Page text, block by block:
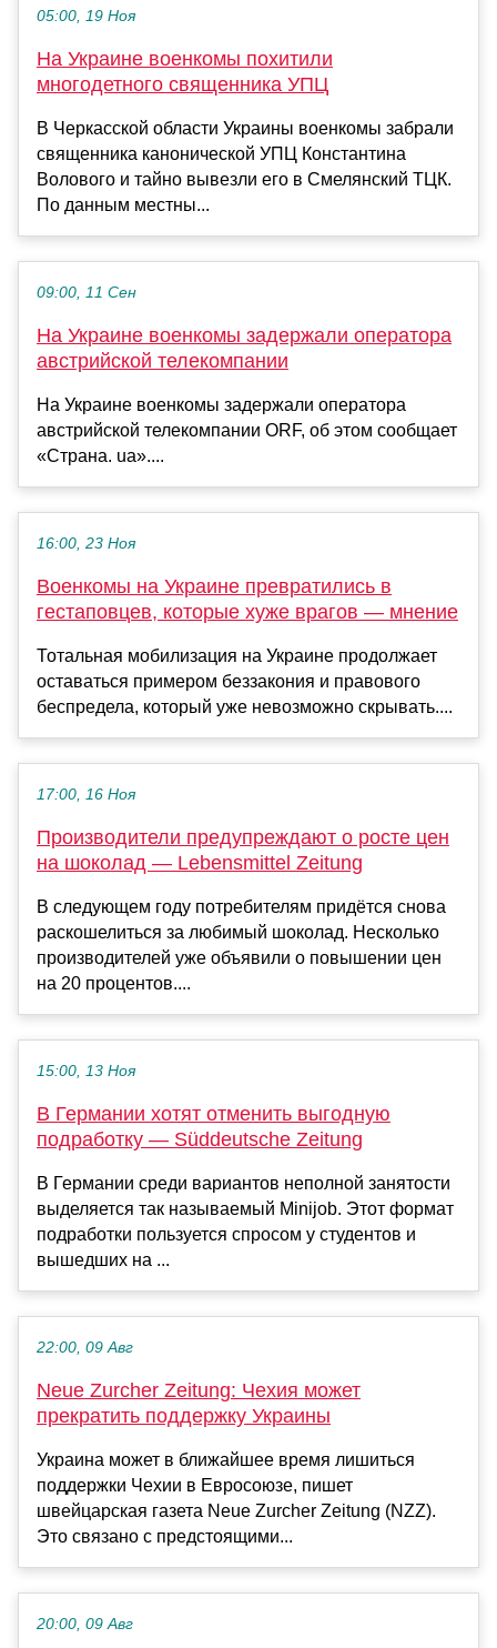
05:00, 19 Ноя
На Украине военкомы похитили
многодетного священника УПЦ
В Черкасской области Украины военкомы забрали
священника канонической УПЦ Константина
Волового и тайно вывезли его в Смелянский ТЦК.
По данным местны...
09:00, 11 Сен
На Украине военкомы задержали оператора
австрийской телекомпании
На Украине военкомы задержали оператора
австрийской телекомпании ORF, об этом сообщает
«Страна. ua»....
16:00, 23 Ноя
Военкомы на Украине превратились в
гестаповцев, которые хуже врагов — мнение
Тотальная мобилизация на Украине продолжает
оставаться примером беззакония и правового
беспредела, который уже невозможно скрывать....
17:00, 16 Ноя
Производители предупреждают о росте цен
на шоколад — Lebensmittel Zeitung
В следующем году потребителям придётся снова
раскошелиться за любимый шоколад. Несколько
производителей уже объявили о повышении цен
на 20 процентов....
15:00, 13 Ноя
В Германии хотят отменить выгодную
подработку — Süddeutsche Zeitung
В Германии среди вариантов неполной занятости
выделяется так называемый Minijob. Этот формат
подработки пользуется спросом у студентов и
вышедших на ...
22:00, 09 Авг
Neue Zurcher Zeitung: Чехия может
прекратить поддержку Украины
Украина может в ближайшее время лишиться
поддержки Чехии в Евросоюзе, пишет
швейцарская газета Neue Zurcher Zeitung (NZZ).
Это связано с предстоящими...
20:00, 09 Авг